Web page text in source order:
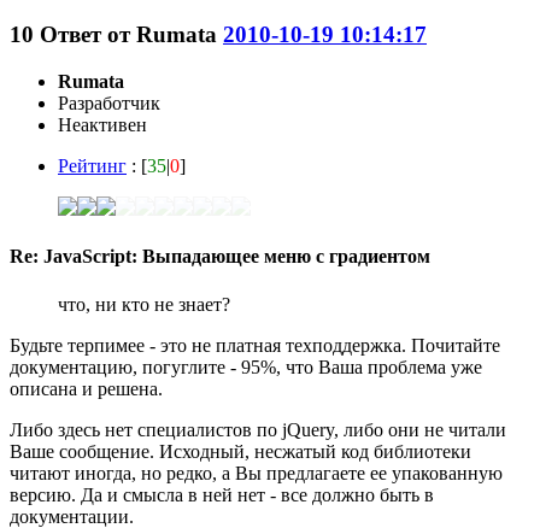
10 Ответ отRumata 2010-10-19 10:14:17
Rumata
Разработчик
Неактивен
Рейтинг : [35|0]
Re: JavaScript: Выпадающее меню с градиентом
что, ни кто не знает?
Будьте терпимее - это не платная техподдержка. Почитайте
документацию, погуглите - 95%, что Ваша проблема уже
описана и решена.
Либо здесь нет специалистов по jQuery, либо они не читали
Ваше сообщение. Исходный, несжатый код библиотеки
читают иногда, но редко, а Вы предлагаете ее упакованную
версию. Да и смысла в ней нет - все должно быть в
документации.